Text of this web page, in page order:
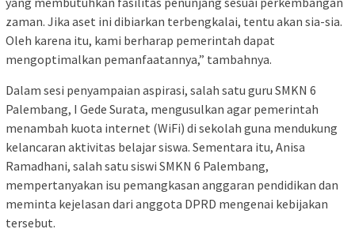
zaman. Jika aset ini dibiarkan terbengkalai, tentu akan sia-sia.
Oleh karena itu, kami berharap pemerintah dapat
mengoptimalkan pemanfaatannya,” tambahnya.
Dalam sesi penyampaian aspirasi, salah satu guru SMKN 6
Palembang, I Gede Surata, mengusulkan agar pemerintah
menambah kuota internet (WiFi) di sekolah guna mendukung
kelancaran aktivitas belajar siswa. Sementara itu, Anisa
Ramadhani, salah satu siswi SMKN 6 Palembang,
mempertanyakan isu pemangkasan anggaran pendidikan dan
meminta kejelasan dari anggota DPRD mengenai kebijakan
tersebut.